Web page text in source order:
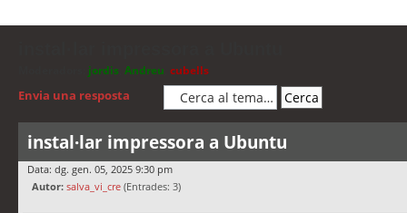
jordis Andreu cubells
Envia una resposta
instal·lar impressora a Ubuntu
Data: dg. gen. 05, 2025 9:30 pm
Autor: salva_vi_cre (Entrades: 3)